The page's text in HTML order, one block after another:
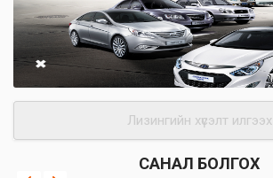
Лизингийн хүсэлт илгээх
САНАЛ БОЛГОХ